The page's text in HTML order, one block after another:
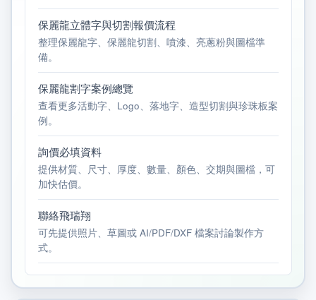
保麗龍立體字與切割報價流程
整理保麗龍字、保麗龍切割、噴漆、亮蔥粉與圖檔準
備。
保麗龍割字案例總覽
查看更多活動字、Logo、落地字、造型切割與珍珠板案
例。
詢價必填資料
提供材質、尺寸、厚度、數量、顏色、交期與圖檔，可
加快估價。
聯絡飛瑞翔
可先提供照片、草圖或 AI/PDF/DXF 檔案討論製作方
式。